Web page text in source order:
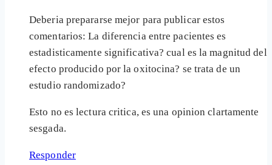
Deberia prepararse mejor para publicar estos
comentarios: La diferencia entre pacientes es
estadisticamente significativa? cual es la magnitud del
efecto producido por la oxitocina? se trata de un
estudio randomizado?
Esto no es lectura critica, es una opinion clartamente
sesgada.
Responder